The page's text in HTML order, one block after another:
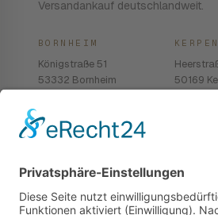
Versandankauf deutschlandweit.
BORNHEIM
Königstraße 51
53332 Bornheim
KERPEN
50169